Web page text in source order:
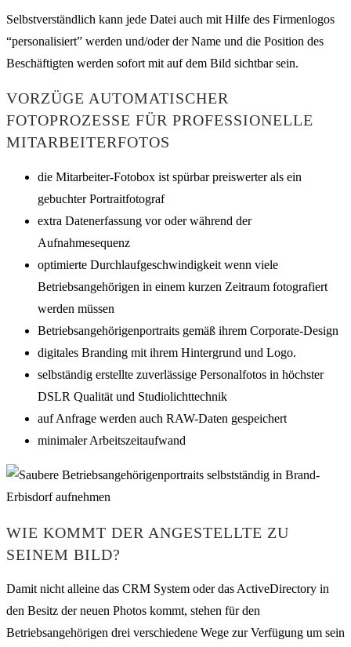
Selbstverständlich kann jede Datei auch mit Hilfe des Firmenlogos
“personalisiert” werden und/oder der Name und die Position des
Beschäftigten werden sofort mit auf dem Bild sichtbar sein.
VORZÜGE AUTOMATISCHER
FOTOPROZESSE FÜR PROFESSIONELLE
MITARBEITERFOTOS
die Mitarbeiter-Fotobox ist spürbar preiswerter als ein
gebuchter Portraitfotograf
extra Datenerfassung vor oder während der
Aufnahmesequenz
optimierte Durchlaufgeschwindigkeit wenn viele
Betriebsangehörigen in einem kurzen Zeitraum fotografiert
werden müssen
Betriebsangehörigenportraits gemäß ihrem Corporate-Design
digitales Branding mit ihrem Hintergrund und Logo.
selbständig erstellte zuverlässige Personalfotos in höchster
DSLR Qualität und Studiolichttechnik
auf Anfrage werden auch RAW-Daten gespeichert
minimaler Arbeitszeitaufwand
WIE KOMMT DER ANGESTELLTE ZU
SEINEM BILD?
Damit nicht alleine das CRM System oder das ActiveDirectory in
den Besitz der neuen Photos kommt, stehen für den
Betriebsangehörigen drei verschiedene Wege zur Verfügung um sein